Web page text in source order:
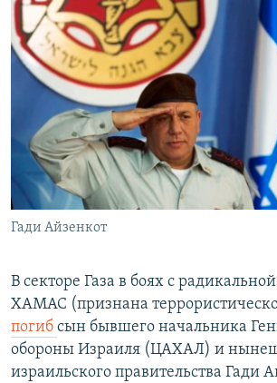
поиску
СЕВЕР.РЕАЛИИ
СИБИРЬ.РЕАЛИИ
РАСПИСАНИЕ ВЕЩАНИЯ
ПОДПИШИТЕСЬ НА РАССЫЛКУ
СОЦИАЛЬНЫЕ СЕТИ
Все сайты РСЕ/РС
Гади Айзенкот
В секторе Газа в боях с
ХАМАС (признана
погиб сын бывшего начальника
обороны Израиля (ЦАХАЛ) и
израильского правительства Гади